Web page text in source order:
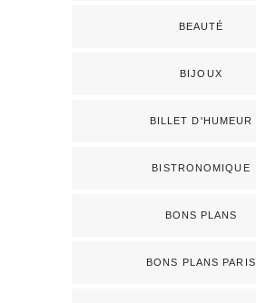
BEAUTÉ
BIJOUX
BILLET D'HUMEUR
BISTRONOMIQUE
BONS PLANS
BONS PLANS PARIS